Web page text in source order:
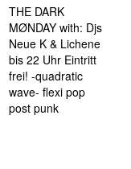
THE DARK
MØNDAY with: Djs
Neue K & Lichene
bis 22 Uhr Eintritt
frei! -quadratic
wave- flexi pop
post punk